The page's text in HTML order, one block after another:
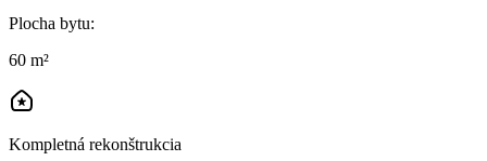
Plocha bytu:
60 m²
Kompletná rekonštrukcia